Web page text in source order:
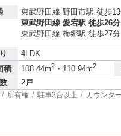
東武野田線 野田市駅 徒歩
東武野田線 愛宕駅 徒歩26分
東武野田線 梅郷駅 徒歩27分
4LDK
積
108.44m2 ・110.94m2
2戸
所有権 駐車2台以上 カウンタ